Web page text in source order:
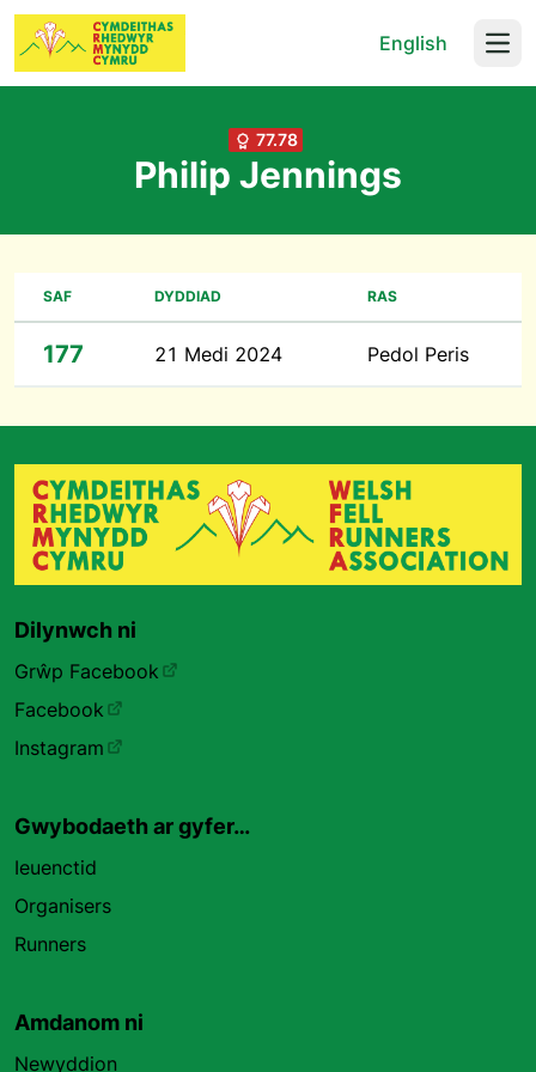
English
77.78
Philip Jennings
SAF DYDDIAD RAS
177 21 Medi 2024 Pedol Peris
Dilynwch ni
Grŵp Facebook
Facebook
Instagram
Gwybodaeth ar gyfer…
Ieuenctid
Organisers
Runners
Amdanom ni
Newyddion